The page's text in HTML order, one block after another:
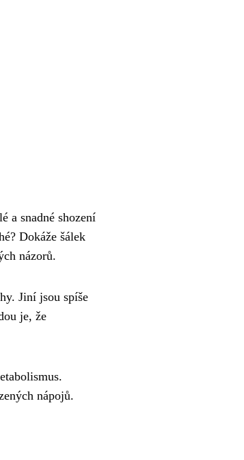
a snadné shození
Dokáže šálek
názorů.
Jiní jsou spíše
je, že
nápojů.